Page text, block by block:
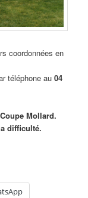
coordonnées en
téléphone au04
oupe Mollard.
difficulté.